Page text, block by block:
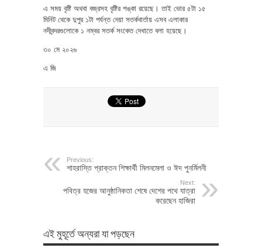
এ সময় বৃষ্টি অথবা বজ্রসহ বৃষ্টির শঙ্কা রয়েছে। তাই ভোর ৫টা ১৫
মিনিট থেকে দুপুর ১টা পর্যন্ত দেয়া সতর্কবার্তায় এসব এলাকার
নদীবন্দরগুলোকে ১ নম্বর সতর্ক সংকেত দেখাতে বলা হয়েছে।
৩০ মে ২০২৬
এ জি
Previous:
শাহরাস্তি প্রাক্তন শিক্ষার্থী মিলনমেলা ও ঈদ পুনর্মিলনী
Next:
পবিত্র হজের আনুষ্ঠানিকতা শেষে দেশের পথে যাত্রা
করেছেন হাজিরা
এই মুহূর্তে অন্যরা যা পড়ছেন